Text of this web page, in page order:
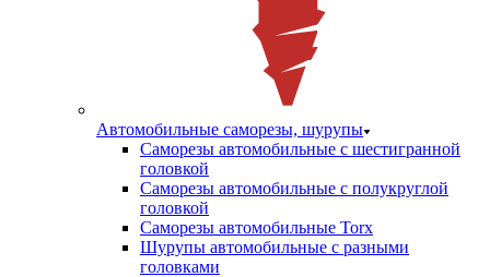
Автомобильные саморезы, шурупы
Саморезы автомобильные с шестигранной
головкой
Саморезы автомобильные с полукруглой
головкой
Саморезы автомобильные Torx
Шурупы автомобильные с разными
головками